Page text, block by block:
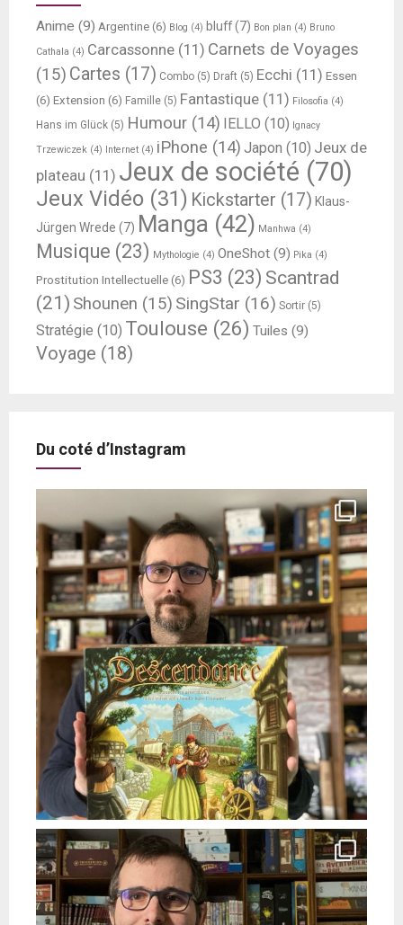
Anime (9) Argentine (6) Blog (4) bluff(7) Bon plan (4) Bruno
Cathala (4) Carcassonne (11) Carnets de Voyages
(15) Cartes (17) Combo (5) Draft (5) Ecchi (11) Essen
(6) Extension (6) Famille (5) Fantastique (11) Filosofia (4)
Hans im Glück (5) Humour (14) IELLO (10) Ignacy
Trzewiczek (4) Internet (4) iPhone (14) Japon (10) Jeux de
plateau (11) Jeux de société (70)
Jeux Vidéo (31) Kickstarter (17) Klaus-
Jürgen Wrede (7) Manga (42) Manhwa (4)
Musique (23) Mythologie (4) OneShot (9) Pika (4)
Prostitution Intellectuelle (6) PS3 (23) Scantrad
(21) Shounen (15) SingStar (16) Sortir (5)
Stratégie (10) Toulouse (26) Tuiles (9)
Voyage (18)
Du coté d’Instagram